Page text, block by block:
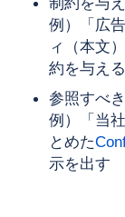
例）「広
ィ（本文
約を与える
参照すべ
例）「当
とめた
示を出す